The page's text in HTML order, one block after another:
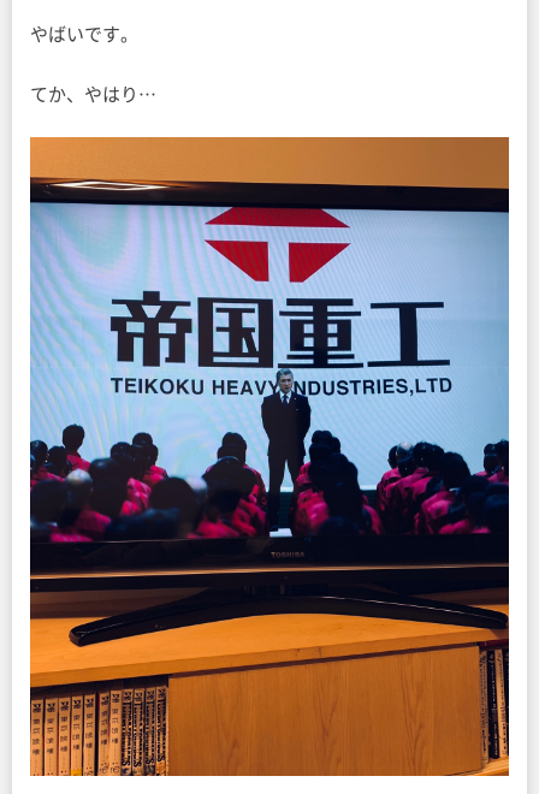
やばいです。
てか、やはり…